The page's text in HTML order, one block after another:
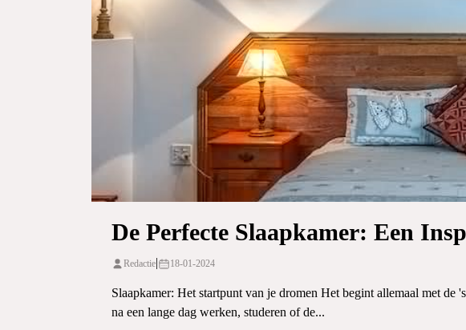
De Perfecte Slaapkamer: Een
Redactie| 18-01-2024
Slaapkamer: Het startpunt van je dromen Het begint allemaal met
na een lange dag werken, studeren of de...